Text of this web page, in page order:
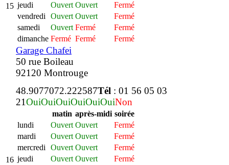
15 jeudi
Ouvert Ouvert
Fermé
vendredi
Ouvert Ouvert
Fermé
samedi
Ouvert Fermé
Fermé
dimanche Fermé Fermé Fermé
Garage Chafei
50 rue Boileau
92120 Montrouge
16
48.9077072.222587Tél : 01 56 05 03
21OuiOuiOuiOuiOuiOuiNon
matin après-midi soirée
lundi
Ouvert Ouvert
Fermé
mardi
Ouvert Ouvert
Fermé
mercredi
Ouvert Ouvert
Fermé
jeudi
Ouvert Ouvert
Fermé